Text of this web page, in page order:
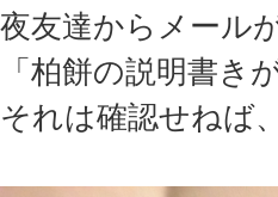
夜友達からメール
「柏餅の説明書き
それは確認せねば